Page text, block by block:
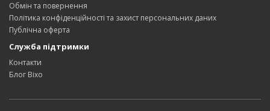
Обмін та повернення
Політика конфіденційності та захист персональних даних
Публічна оферта
Служба підтримки
Контакти
Блог Bixo